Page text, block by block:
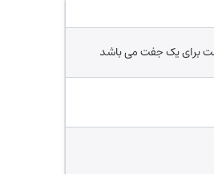
برای یک جفت می باشد